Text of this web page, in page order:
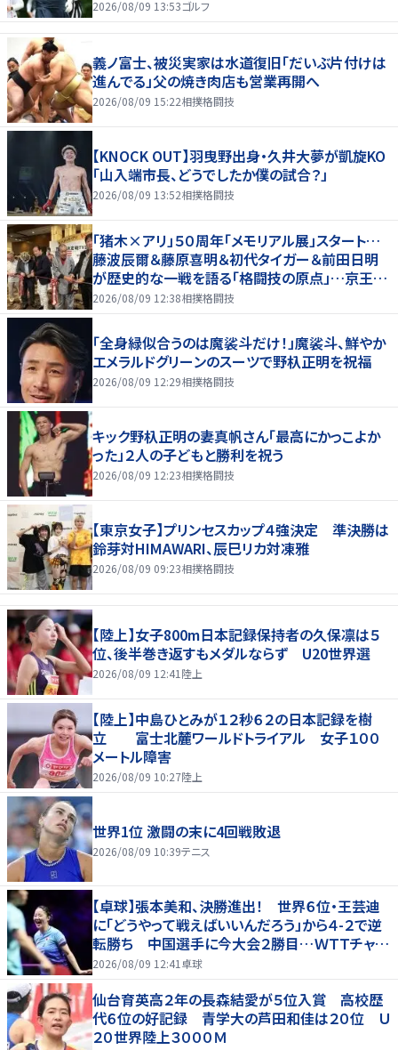
2026/08/09 13:53ゴルフ
義ノ富士、被災実家は水道復旧「だいぶ片付けは
進んでる」父の焼き肉店も営業再開へ
2026/08/09 15:22相撲格闘技
【KNOCK OUT】羽曳野出身・久井大夢が凱旋KO
「山入端市長、どうでしたか僕の試合？」
2026/08/09 13:52相撲格闘技
「猪木×アリ」５０周年「メモリアル展」スタート…
藤波辰爾＆藤原喜明＆初代タイガー＆前田日明
が歴史的な一戦を語る「格闘技の原点」…京王プ
ラザホテルで３１日まで
2026/08/09 12:38相撲格闘技
「全身緑似合うのは魔裟斗だけ！」魔裟斗、鮮やか
エメラルドグリーンのスーツで野杁正明を祝福
2026/08/09 12:29相撲格闘技
キック野杁正明の妻真帆さん「最高にかっこよか
った」２人の子どもと勝利を祝う
2026/08/09 12:23相撲格闘技
【東京女子】プリンセスカップ４強決定 準決勝は
鈴芽対HIMAWARI、辰巳リカ対凍雅
2026/08/09 09:23相撲格闘技
【陸上】女子800m日本記録保持者の久保凛は５
位、後半巻き返すもメダルならず U20世界選
2026/08/09 12:41 陸上
【陸上】中島ひとみが１２秒６２の日本記録を樹
立 富士北麓ワールドトライアル 女子１００
メートル障害
2026/08/09 10:27陸上
世界1位 激闘の末に4回戦敗退
2026/08/09 10:39テニス
【卓球】張本美和、決勝進出！ 世界６位・王芸迪
に「どうやって戦えばいいんだろう」から４-２で逆
転勝ち 中国選手に今大会２勝目…ＷＴＴチャン
ピオンズ横浜
2026/08/09 12:41 卓球
仙台育英高２年の長森結愛が５位入賞 高校歴
代６位の好記録 青学大の芦田和佳は２０位 Ｕ
２０世界陸上３０００Ｍ